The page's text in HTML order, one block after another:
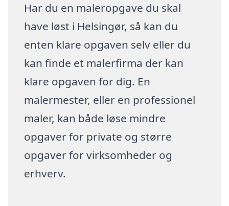
Har du en maleropgave du skal
have løst i Helsingør, så kan du
enten klare opgaven selv eller du
kan finde et malerfirma der kan
klare opgaven for dig. En
malermester, eller en professionel
maler, kan både løse mindre
opgaver for private og større
opgaver for virksomheder og
erhverv.